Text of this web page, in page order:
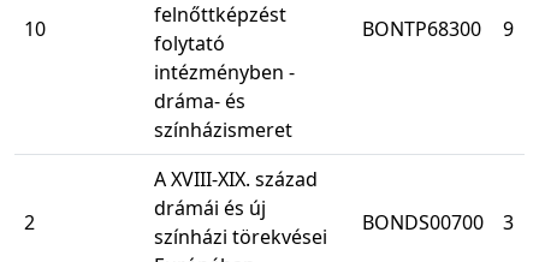
10
felnőttképzést
folytató
intézményben -
dráma- és
színházismeret
BONTP68300 9
2
A XVIII-XIX. század
drámái és új
színházi törekvései
BONDS00700 3